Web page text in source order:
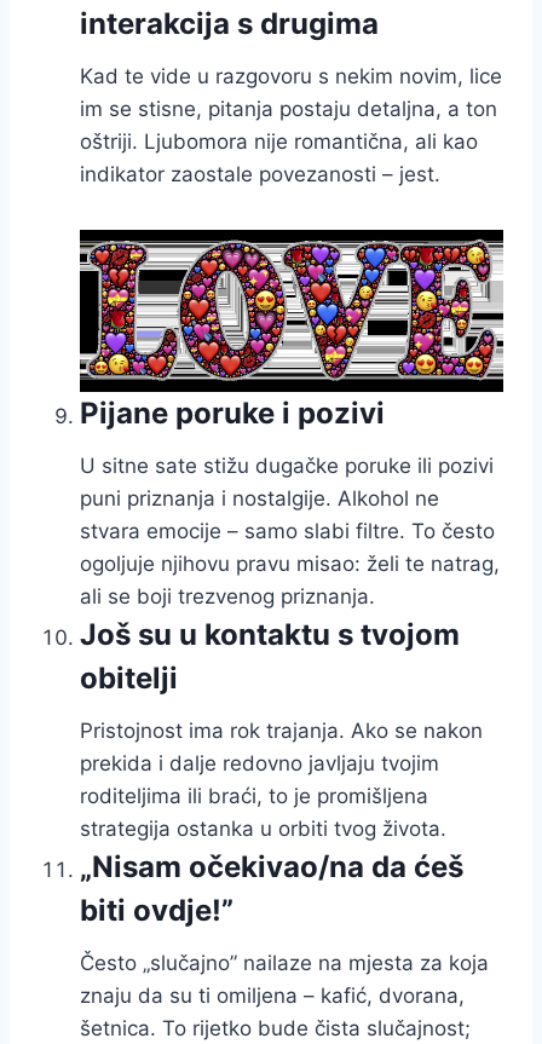
interakcija s drugima
Kad te vide u razgovoru s nekim novim, lice
im se stisne, pitanja postaju detaljna, a ton
oštriji. Ljubomora nije romantična, ali kao
indikator zaostale povezanosti – jest.
Pijane poruke i pozivi
U sitne sate stižu dugačke poruke ili pozivi
puni priznanja i nostalgije. Alkohol ne
stvara emocije – samo slabi filtre. To često
ogoljuje njihovu pravu misao: želi te natrag,
ali se boji trezvenog priznanja.
Još su u kontaktu s tvojom
obitelji
Pristojnost ima rok trajanja. Ako se nakon
prekida i dalje redovno javljaju tvojim
roditeljima ili braći, to je promišljena
strategija ostanka u orbiti tvog života.
„Nisam očekivao/na da ćeš
biti ovdje!”
Često „slučajno” nailaze na mjesta za koja
znaju da su ti omiljena – kafić, dvorana,
šetnica. To rijetko bude čista slučajnost;